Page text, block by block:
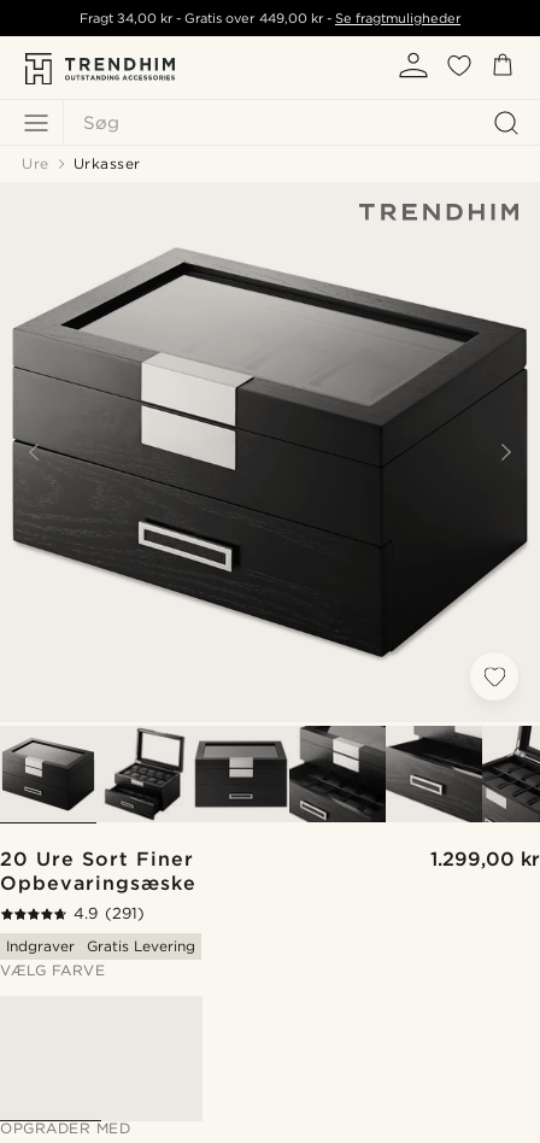
Søg
Fragt34,00 kr - Gratis over 449,00 kr- Se fragtmuligheder
Ure Urkasser
20 Ure Sort Finer
Opbevaringsæske
1.299,00 kr
4.9 (291)
Indgraver
Gratis Levering
VÆLG FARVE
OPGRADER MED